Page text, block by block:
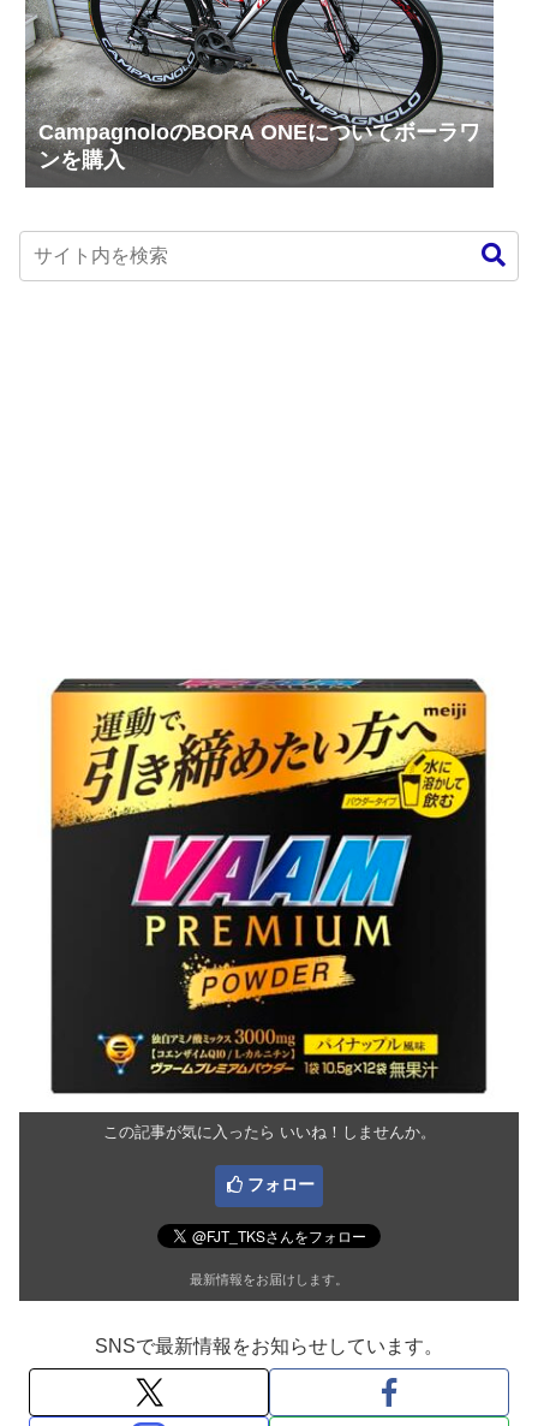
CampagnoloのBORA ONEについてボーラワ
ンを購入
この記事が気に入ったら いいね！しませんか。
フォロー
最新情報をお届けします。
SNSで最新情報をお知らせしています。